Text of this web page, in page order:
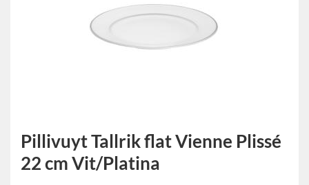
Pillivuyt Tallrik flat Vienne Plissé
22 cm Vit/Platina